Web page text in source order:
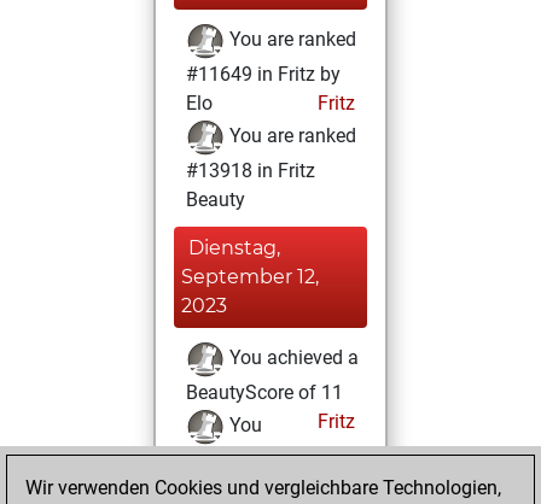
You are ranked
#11649 in Fritz by
Elo
Fritz
You are ranked
#13918 in Fritz
Beauty
Dienstag,
September 12,
2023
You achieved a
BeautyScore of 11
Fritz
You
achieved a new Elo
of 1592
Wir verwenden Cookies und vergleichbare Technologien,